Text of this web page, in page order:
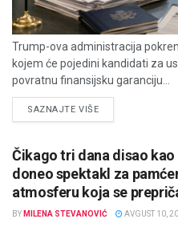
Trump-ova administracija
kojem će pojedini kandidati za
povratnu finansijsku garanciju...
SAZNAJTE VIŠEDETAILS
Čikago tri dana disao
doneo spektakl za
atmosferu koja se
BY MILENA STEVANOVIĆ AVGUST 10,